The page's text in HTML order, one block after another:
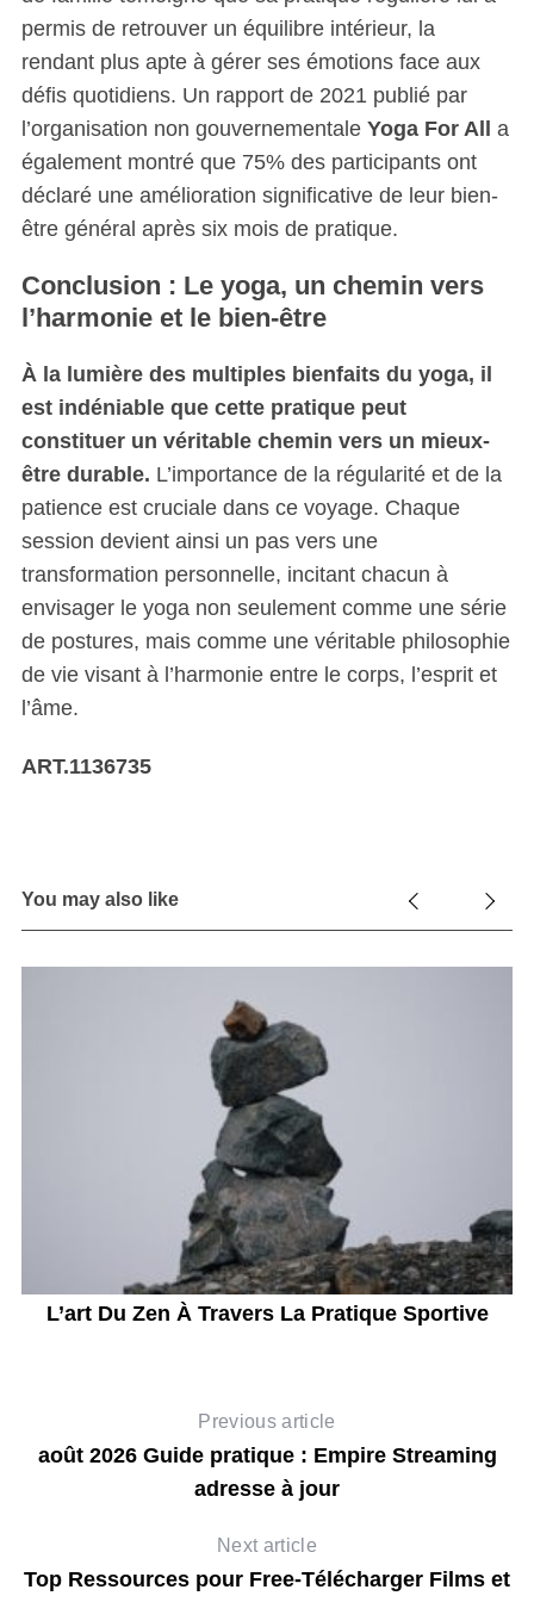
permis de retrouver un équilibre intérieur, la
rendant plus apte à gérer ses émotions face aux
défis quotidiens. Un rapport de 2021 publié par
l’organisation non gouvernementale Yoga For All a
également montré que 75% des participants ont
déclaré une amélioration significative de leur bien-
être général après six mois de pratique.
Conclusion : Le yoga, un chemin vers
l’harmonie et le bien-être
À la lumière des multiples bienfaits du yoga, il
est indéniable que cette pratique peut
constituer un véritable chemin vers un mieux-
être durable. L’importance de la régularité et de la
patience est cruciale dans ce voyage. Chaque
session devient ainsi un pas vers une
transformation personnelle, incitant chacun à
envisager le yoga non seulement comme une série
de postures, mais comme une véritable philosophie
de vie visant à l’harmonie entre le corps, l’esprit et
l’âme.
ART.1136735
You may also like
L’art Du Zen À Travers La Pratique Sportive
Previous article
août 2026 Guide pratique : Empire Streaming
adresse à jour
Next article
Top Ressources pour Free-Télécharger Films et